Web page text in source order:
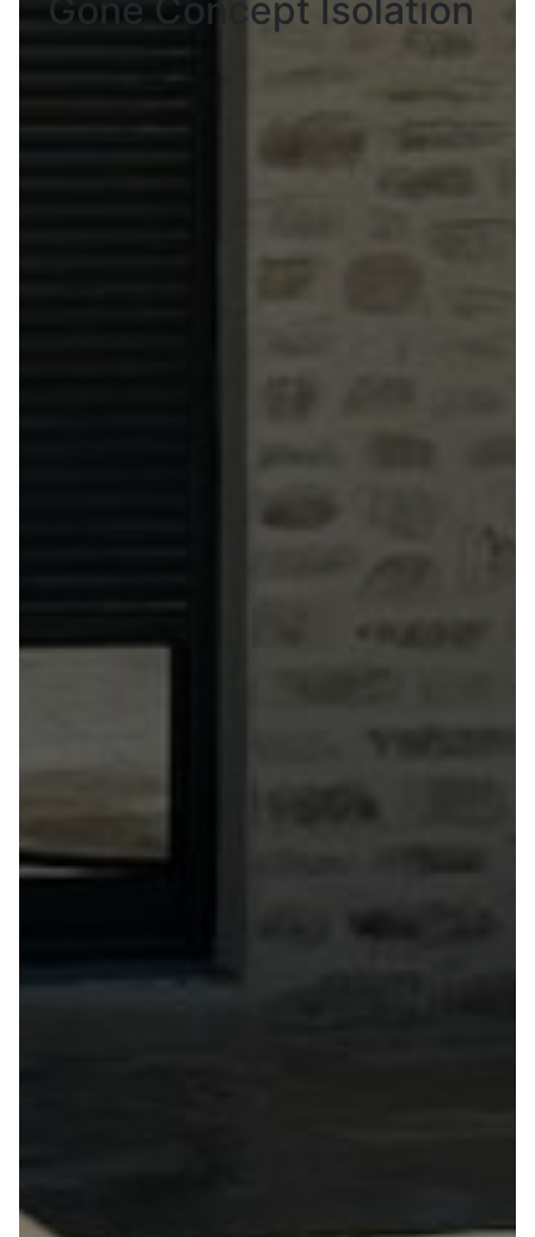
Gone Concept Isolation